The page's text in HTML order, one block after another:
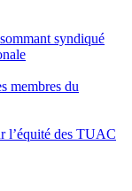
syndiqué
membres du
l’équité des TUAC